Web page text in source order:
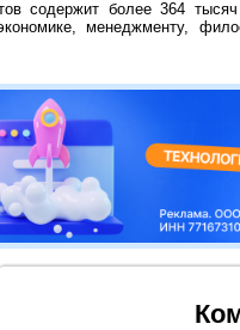
содержит более 364
менеджменту,